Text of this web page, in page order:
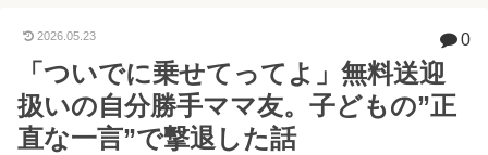
説！コストコ
る店はどこ？
粘着面に危険
性はない？
や冷凍保存方
法を紹介
が高いけど購
入するべき？
思え
め！霧
イル差
WAY
2026.05.23 0
「ついでに乗せてってよ」無料送迎
扱いの自分勝手ママ友。子どもの”正
直な一言”で撃退した話